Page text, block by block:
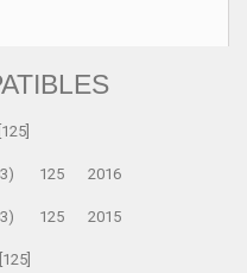
125 2016
125 2015